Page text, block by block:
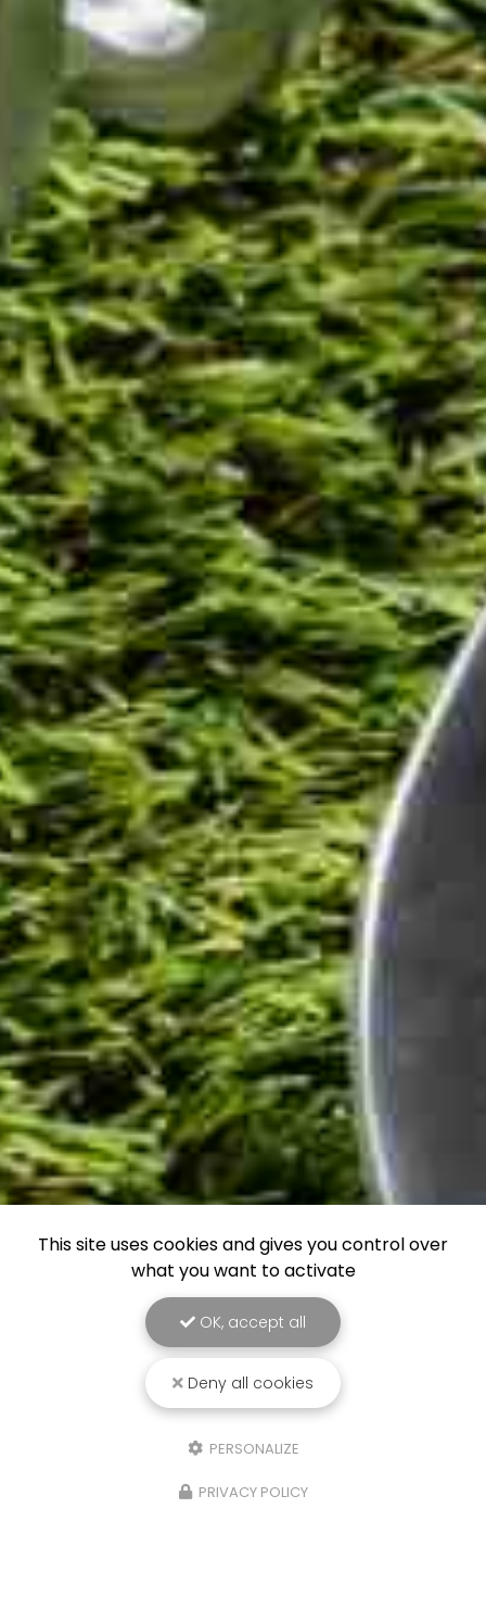
This site uses cookies and gives you control over
what you want to activate
OK, accept all
Deny all cookies
PERSONALIZE
PRIVACY POLICY